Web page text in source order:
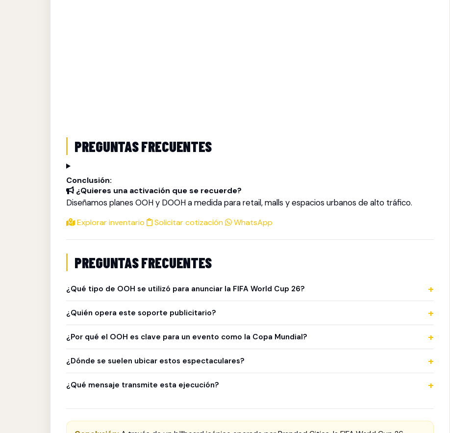
PREGUNTAS FRECUENTES
Conclusión:
¿Quieres una activación que se recuerde?
Diseñamos planes OOH y DOOH a medida para retail, malls y espacios urbanos de alto tráfico.
Explorar inventario Solicitar cotización WhatsApp
PREGUNTAS FRECUENTES
¿Qué tipo de OOH se utilizó para anunciar la FIFA World Cup 26?
Un billboard tradicional de gran formato, instalado en una zona de alto tráfico vehicular.
¿Quién opera este soporte publicitario?
El espectacular forma parte del inventario de Branded Cities.
¿Por qué el OOH es clave para un evento como la Copa Mundial?
Porque ofrece visibilidad masiva, impacto inmediato y presencia constante en la vida diaria de millones de
personas.
¿Dónde se suelen ubicar estos espectaculares?
En corredores urbanos estratégicos, avenidas principales y rutas con alto flujo vehicular.
¿Qué mensaje transmite esta ejecución?